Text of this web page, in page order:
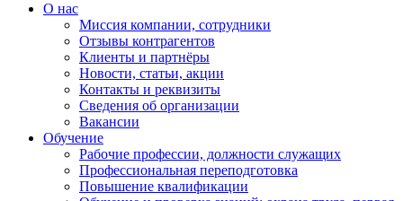
О нас
Миссия компании, сотрудники
Отзывы контрагентов
Клиенты и партнёры
Новости, статьи, акции
Контакты и реквизиты
Сведения об организации
Вакансии
Обучение
Рабочие профессии, должности служащих
Профессиональная переподготовка
Повышение квалификации